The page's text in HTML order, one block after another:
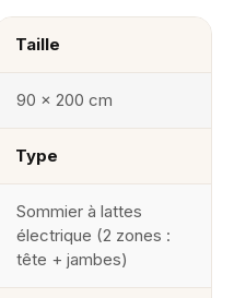
Taille
90 × 200 cm
Type
Sommier à lattes
électrique (2 zones :
tête + jambes)